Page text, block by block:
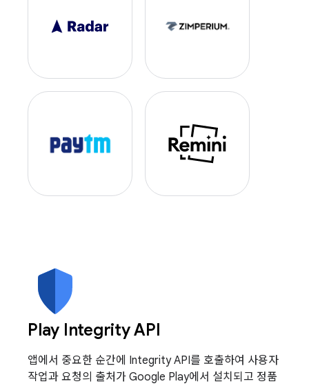
Play Integrity API
앱에서 중요한 순간에 Integrity API를 호출하여 사용자
작업과 요청의 출처가 Google Play에서 설치되고 정품